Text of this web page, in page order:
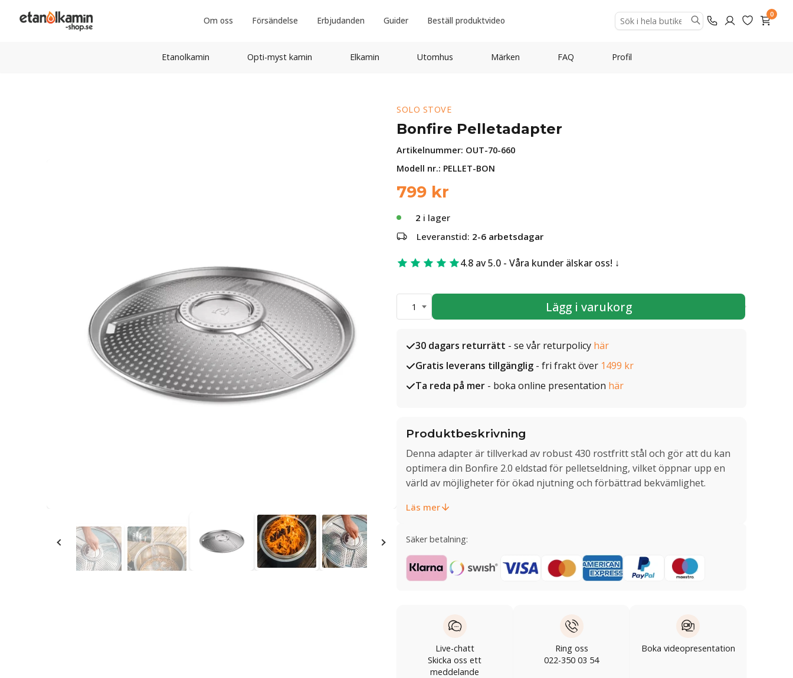
Om oss Försändelse Erbjudanden Guider Beställ produktvideo
0
Etanolkamin Opti-myst kamin Elkamin Utomhus Märken FAQ Profil
SOLO STOVE
Bonfire Pelletadapter
Artikelnummer: OUT-70-660
Modell nr.: PELLET-BON
799 kr
2 i lager
Leveranstid: 2-6 arbetsdagar
4.8 av 5.0 - Våra kunder älskar oss!
1 Lägg i varukorg
30 dagars returrätt - se vår returpolicy här
Gratis leverans tillgänglig - fri frakt över 1499 kr
Ta reda på mer - boka online presentation här
Produktbeskrivning
Denna adapter är tillverkad av robust 430 rostfritt stål och gör att du kan
optimera din Bonfire 2.0 eldstad för pelletseldning, vilket öppnar upp en
värld av möjligheter för ökad njutning och förbättrad bekvämlighet.
Läs mer
Säker betalning:
Live-chatt
Skicka oss ett
meddelande
Ring oss
022-350 03 54
Boka videopresentation